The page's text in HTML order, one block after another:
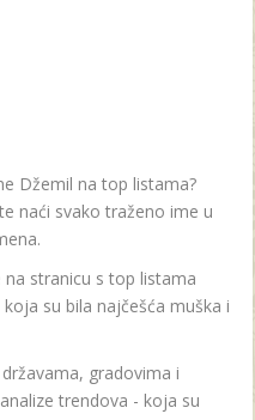
Džemil na top listama?
naći svako traženo ime u
stranicu s top listama
su bila najčešća muška i
gradovima i
trendova - koja su